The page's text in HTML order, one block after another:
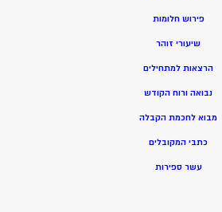
פירוש חלומות
שיעורי זוהר
הרצאות למתחילים
נבואה ורוח הקודש
מבוא לחכמת הקבלה
כתבי המקובלים
עשר ספירות